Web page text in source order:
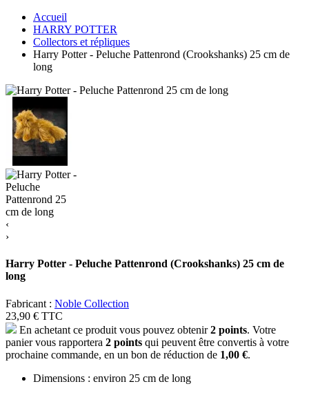
Accueil
HARRY POTTER
Collectors et répliques
Harry Potter - Peluche Pattenrond (Crookshanks) 25 cm de
long
‹
›
Harry Potter - Peluche Pattenrond (Crookshanks) 25 cm de
long
Fabricant : Noble Collection
23,90 € TTC
En achetant ce produit vous pouvez obtenir2 points. Votre
panier vous rapportera 2 points qui peuvent être convertis à votre
prochaine commande, en un bon de réduction de 1,00 €.
Dimensions : environ 25 cm de long